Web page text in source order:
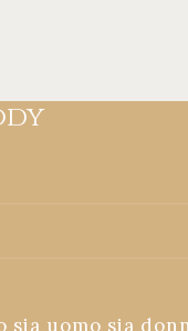
sia uomo sia